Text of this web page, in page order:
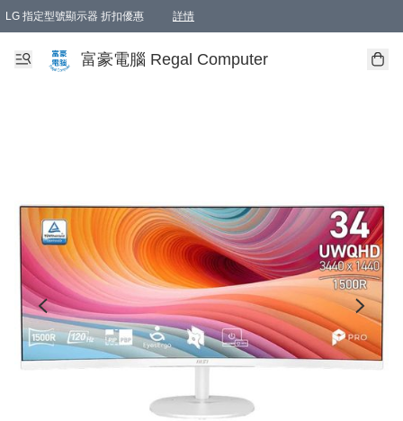
LG 指定型號顯示器 折扣優惠 詳情
富豪電腦 Regal Computer